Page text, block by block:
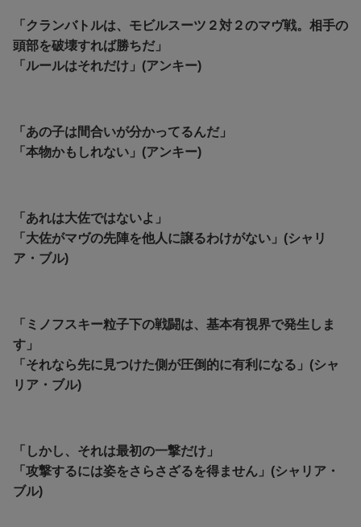
「クランバトルは、モビルスーツ２対２のマヴ戦。相手の
頭部を破壊すれば勝ちだ」
「ルールはそれだけ」(アンキー)
「あの子は間合いが分かってるんだ」
「本物かもしれない」(アンキー)
「あれは大佐ではないよ」
「大佐がマヴの先陣を他人に譲るわけがない」(シャリ
ア・ブル)
「ミノフスキー粒子下の戦闘は、基本有視界で発生しま
す」
「それなら先に見つけた側が圧倒的に有利になる」(シャ
リア・ブル)
「しかし、それは最初の一撃だけ」
「攻撃するには姿をさらさざるを得ません」(シャリア・
ブル)